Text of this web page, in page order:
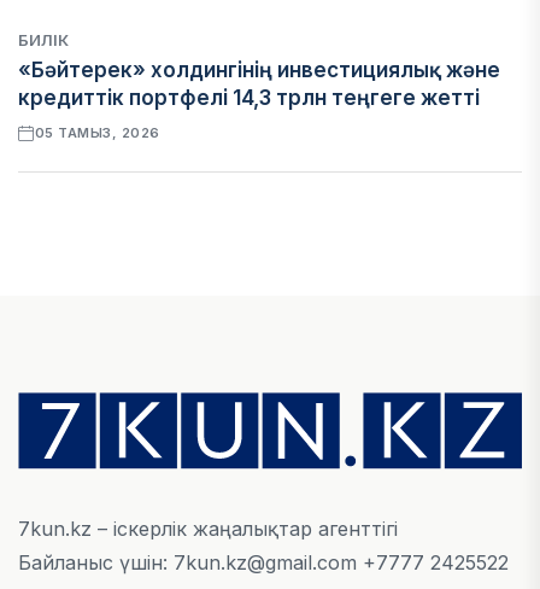
БИЛІК
«Бәйтерек» холдингінің инвестициялық және
кредиттік портфелі 14,3 трлн теңгеге жетті
05 ТАМЫЗ, 2026
ҚАРЖЫ
Отбасы банктің қолдауымен 1,5 жыл ішінде 40
мыңға жуық отбасы қоныс тойын тойлады
7kun.kz – іскерлік жаңалықтар агенттігі
Байланыс үшін: 7kun.kz@gmail.com +7777 2425522